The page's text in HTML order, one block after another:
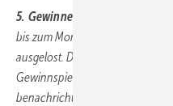
5. Gewinnermittlung &
bis zum Montag, 23.2.2026 per
ausgelost. Die Gewinner werden
Gewinnspiel-Beitrag sowie per
benachrichtigt.